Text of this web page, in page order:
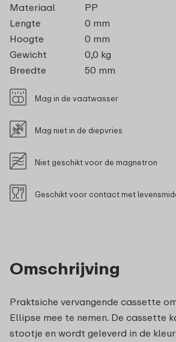
Omschrijving
Praktsiche vervangende cassette
Ellipse mee te nemen. De cassette
stootje en wordt geleverd in de
Materiaal
PP
Lengte
0 mm
Hoogte
0 mm
Gewicht
0,0 kg
Breedte
50 mm
Mag in de vaatwasser
Mag niet in de diepvries
Niet geschikt voor de magnetron
Geschikt voor contact met